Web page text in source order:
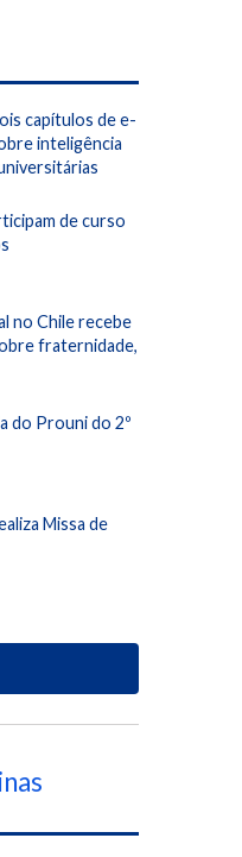
capítulos de e-
inteligência
de curso
no Chile recebe
fraternidade,
do Prouni do 2º
Missa de